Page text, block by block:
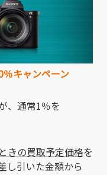
％キャンペーン
、通常1％を
きの買取予定価格を
し引いた金額から